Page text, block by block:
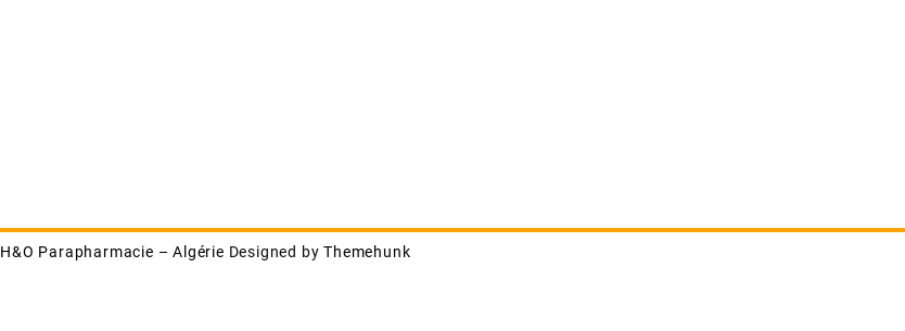
H&O Parapharmacie – Algérie Designed by Themehunk